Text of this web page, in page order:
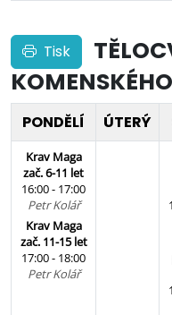
Tisk
PONDĚLÍ ÚTERÝ
Krav Maga
zač. 6-11 let
16:00 - 17:00
Petr Kolář
Krav Maga
zač. 11-15 let
17:00 - 18:00
Petr Kolář